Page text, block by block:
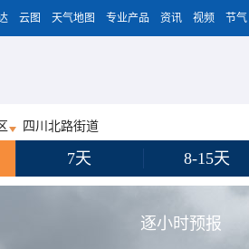
云图 天气地图 专业产品 资讯 视频 节气
四川北路街道
7天 8-15天
逐小时预报